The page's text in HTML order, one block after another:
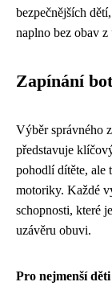
bezpečnějších
naplno bez obav
Zapínání
Výběr správného
představuje
pohodlí dítěte, ale
motoriky. Každé
schopnosti, které
uzávěru obuvi.
Pro nejmenší